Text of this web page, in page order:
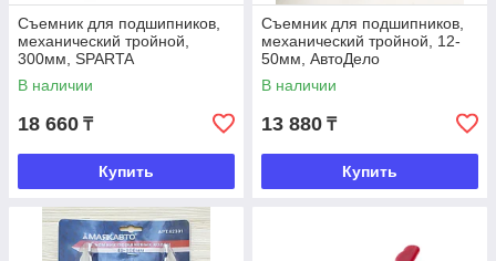
Съемник для подшипников,
механический тройной,
300мм, SPARTA
В наличии
18 660 ₸
Купить
Съемник для подшипников,
механический тройной, 12-
50мм, АвтоДело
В наличии
13 880 ₸
Купить